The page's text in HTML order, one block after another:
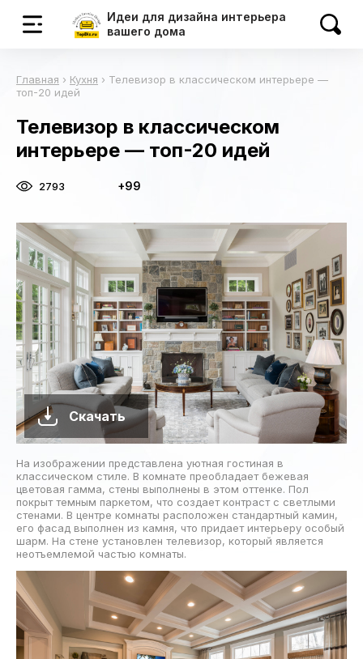
Идеи для дизайна интерьера
вашего дома
Главная › Кухня › Телевизор в классическом интерьере —
топ-20 идей
Телевизор в классическом
интерьере — топ-20 идей
2793 +99
Скачать
На изображении представлена уютная гостиная в
классическом стиле. В комнате преобладает бежевая
цветовая гамма, стены выполнены в этом оттенке. Пол
покрыт темным паркетом, что создает контраст с светлыми
стенами. В центре комнаты расположен стандартный камин,
его фасад выполнен из камня, что придает интерьеру особый
шарм. На стене установлен телевизор, который является
неотъемлемой частью комнаты.